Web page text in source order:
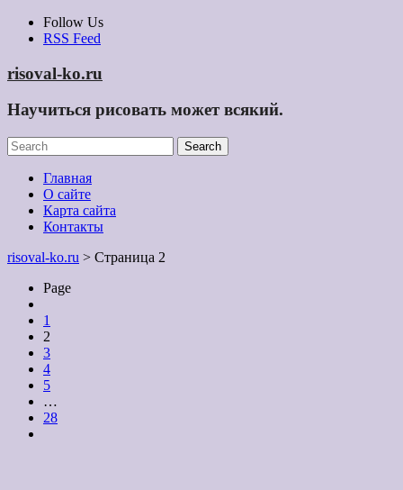
Skip
Follow Us
RSS Feed
risoval-ko.ru
Научиться рисовать может всякий.
Главная
О сайте
Карта сайта
Контакты
risoval-ko.ru > Страница 2
Page
1
2
3
4
5
…
28